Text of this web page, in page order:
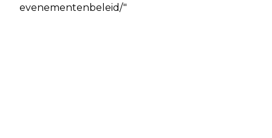
evenementenbeleid/"